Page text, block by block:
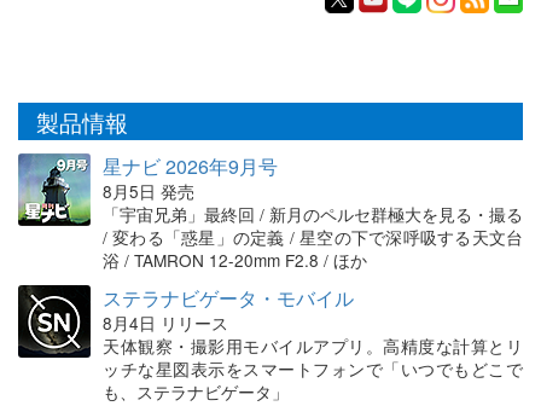
製品情報
星ナビ 2026年9月号
8月5日 発売
「宇宙兄弟」最終回 / 新月のペルセ群極大を見る・撮る
/ 変わる「惑星」の定義 / 星空の下で深呼吸する天文台
浴 / TAMRON 12-20mm F2.8 / ほか
ステラナビゲータ・モバイル
8月4日 リリース
天体観察・撮影用モバイルアプリ。高精度な計算とリ
ッチな星図表示をスマートフォンで「いつでもどこで
も、ステラナビゲータ」